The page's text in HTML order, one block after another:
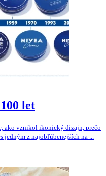
let
ako vznikol ikonický dizajn, prečo
jedným z najobľúbenejších na ...